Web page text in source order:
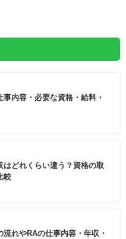
内容・必要な資格・給料・
はどれくらい違う？資格の取
較
れやRAの仕事内容・年収・